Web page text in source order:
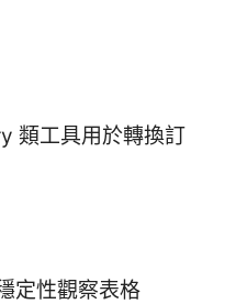
類工具用於轉換訂
定性觀察表格